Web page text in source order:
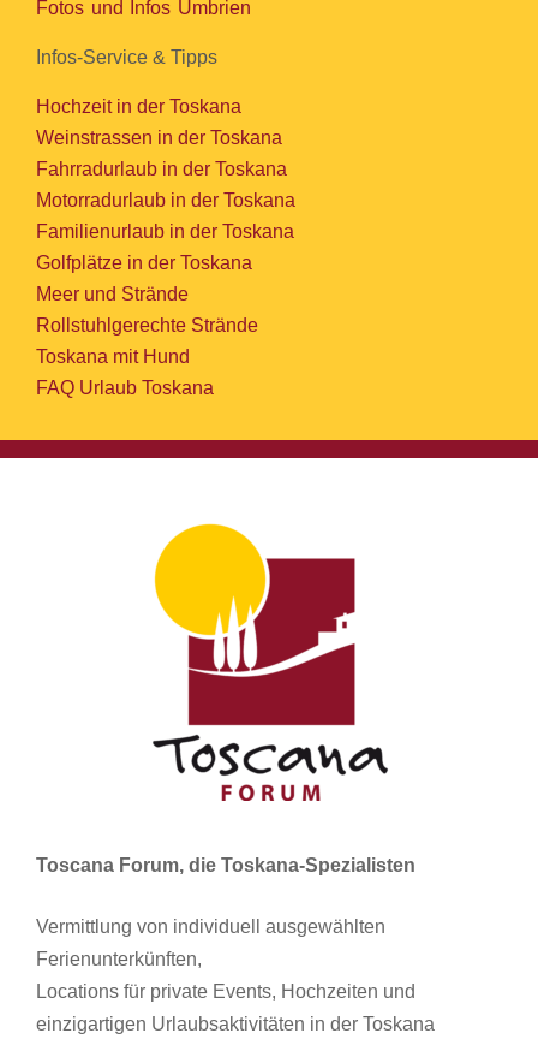
Fotos und Infos Umbrien
Infos-Service & Tipps
Hochzeit in der Toskana
Weinstrassen in der Toskana
Fahrradurlaub in der Toskana
Motorradurlaub in der Toskana
Familienurlaub in der Toskana
Golfplätze in der Toskana
Meer und Strände
Rollstuhlgerechte Strände
Toskana mit Hund
FAQ Urlaub Toskana
Toscana Forum, die Toskana-Spezialisten
Vermittlung von individuell ausgewählten
Ferienunterkünften,
Locations für private Events, Hochzeiten und
einzigartigen Urlaubsaktivitäten in der Toskana